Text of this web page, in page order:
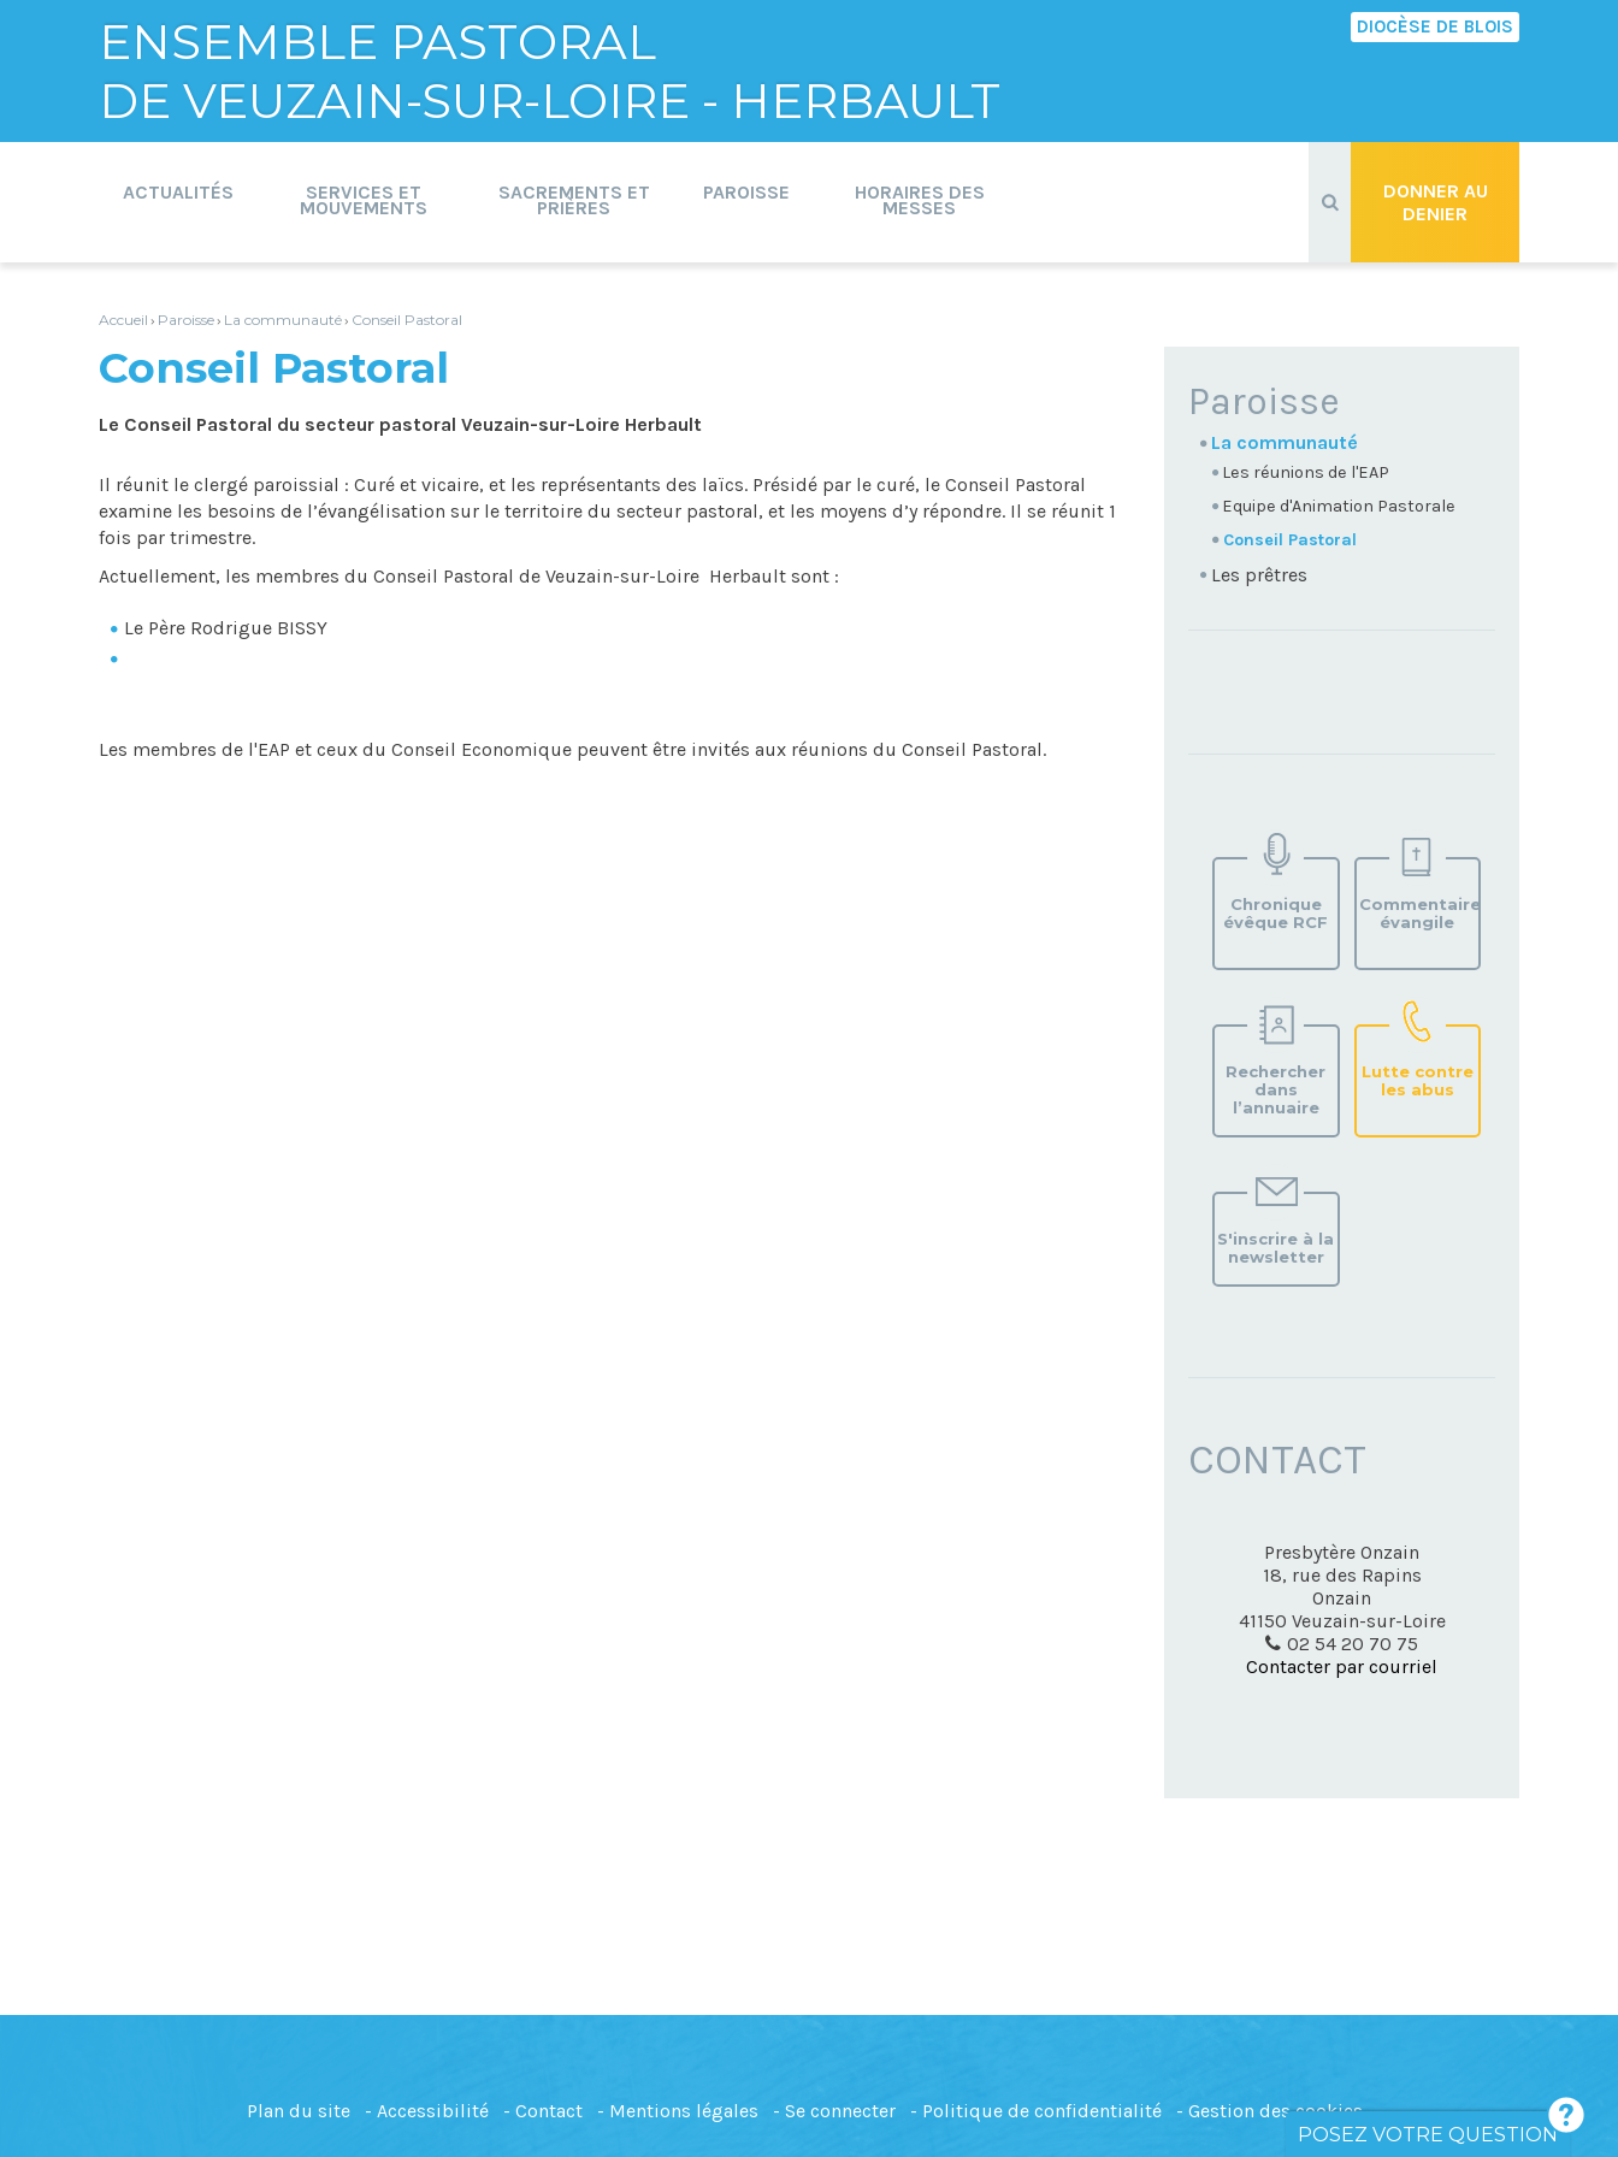
ENSEMBLE PASTORAL
DE VEUZAIN-SUR-LOIRE - HERBAULT
DIOCÈSE DE BLOIS
DONNER AU
DENIER
ACTUALITÉS SERVICES ET
MOUVEMENTS
SACREMENTS ET
PRIÈRES
PAROISSE HORAIRES DES
MESSES
Accueil › Paroisse› La communauté› Conseil Pastoral
Conseil Pastoral
Le Conseil Pastoral du secteur pastoral Veuzain-sur-Loire Herbault
Il réunit le clergé paroissial : Curé et vicaire, et les représentants des laïcs. Présidé par le curé, le Conseil Pastoral
examine les besoins de l’évangélisation sur le territoire du secteur pastoral, et les moyens d’y répondre. Il se réunit 1
fois par trimestre.
Actuellement, les membres du Conseil Pastoral de Veuzain-sur-Loire Herbault sont :
Le Père Rodrigue BISSY
Les membres de l'EAP et ceux du Conseil Economique peuvent être invités aux réunions du Conseil Pastoral.
NAVIGATION
Paroisse
La communauté
Les réunions de l'EAP
Equipe d'Animation Pastorale
Conseil Pastoral
Les prêtres
PAROISSE
Chronique
évêque RCF
Commentaire
évangile
Rechercher
dans
l’annuaire
Lutte contre
les abus
S'inscrire à la
newsletter
CONTACT
Presbytère Onzain
18, rue des Rapins
Onzain
41150 Veuzain-sur-Loire
02 54 20 70 75
Contacter par courriel
POSEZ VOTRE QUESTION
Plan du site Accessibilité Contact Mentions légales Se connecter Politique de confidentialité Gestion des cookies